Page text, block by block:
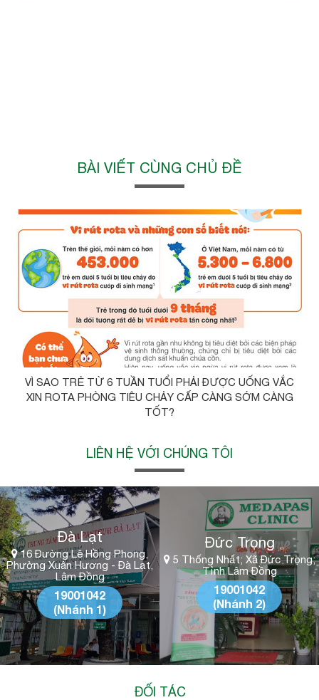
BÀI VIẾT CÙNG CHỦ ĐỀ
VÌ SAO TRẺ TỪ 6 TUẦN TUỔI PHẢI ĐƯỢC UỐNG VẮC
XIN ROTA PHÒNG TIÊU CHẢY CẤP CÀNG SỚM CÀNG
TỐT?
LIÊN HỆ VỚI CHÚNG TÔI
Đà Lạt
16 Đường Lê Hồng Phong,
Phường Xuân Hương - Đà Lạt,
Lâm Đồng
19001042
(Nhánh 1)
Đức Trọng
5 Thống Nhất; Xã Đức Trọng;
Tỉnh Lâm Đồng
19001042
(Nhánh 2)
ĐỐI TÁC